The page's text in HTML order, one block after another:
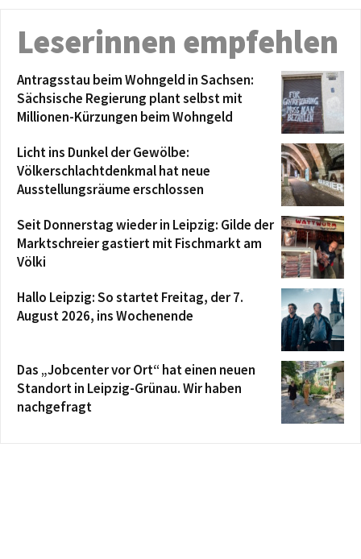
Leserinnen empfehlen
Antragsstau beim Wohngeld in Sachsen:
Sächsische Regierung plant selbst mit
Millionen-Kürzungen beim Wohngeld
Licht ins Dunkel der Gewölbe:
Völkerschlachtdenkmal hat neue
Ausstellungsräume erschlossen
Seit Donnerstag wieder in Leipzig: Gilde der
Marktschreier gastiert mit Fischmarkt am
Völki
Hallo Leipzig: So startet Freitag, der 7.
August 2026, ins Wochenende
Das „Jobcenter vor Ort“ hat einen neuen
Standort in Leipzig-Grünau. Wir haben
nachgefragt